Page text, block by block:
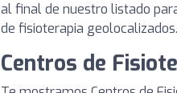
al final de nuestro listado
de fisioterapia geolocalizados.
Centros de